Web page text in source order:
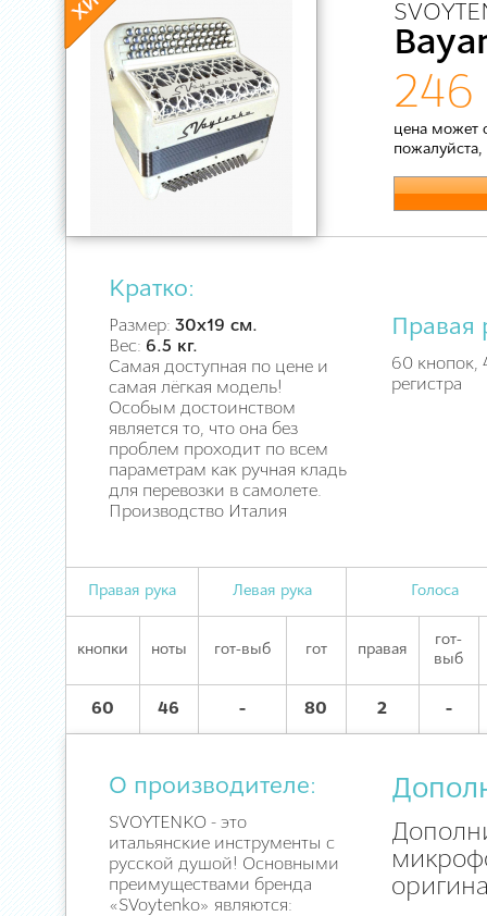
246
цена может
пожалуйста,
Кратко:
Размер: 30х19 см.
Вес: 6.5 кг.
Самая доступная по цене и
самая лёгкая модель!
Особым достоинством
является то, что она без
проблем проходит по всем
параметрам как ручная кладь
для перевозки в самолете.
Производство Италия
Правая
60 кнопок,
регистра
Правая рука Левая рука Голоса
кнопки ноты гот-выб гот правая
гот-
выб
60 46 - 80 2 -
О производителе:
SVOYTENKO - это
итальянские инструменты с
русской душой! Основными
преимуществами бренда
«SVoytenko» являются: